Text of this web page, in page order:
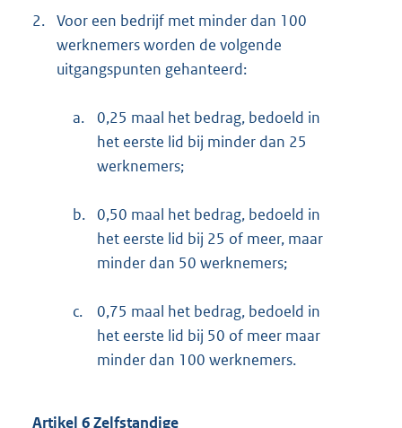
2. Voor een bedrijf met minder dan 100
werknemers worden de volgende
uitgangspunten gehanteerd:
a.
0,25 maal het bedrag, bedoeld in
het eerste lid bij minder dan 25
werknemers;
b. 0,50 maal het bedrag, bedoeld in
het eerste lid bij 25 of meer, maar
minder dan 50 werknemers;
c.
0,75 maal het bedrag, bedoeld in
het eerste lid bij 50 of meer maar
minder dan 100 werknemers.
Artikel 6 Zelfstandige